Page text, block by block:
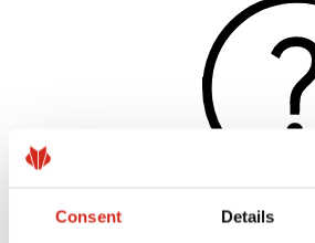
Consent Details